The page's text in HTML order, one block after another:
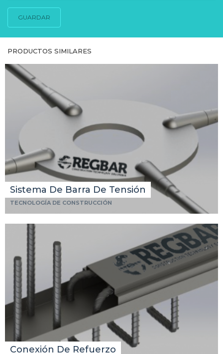
GUARDAR
PRODUCTOS SIMILARES
Sistema De Barra De Tensión
TECNOLOGÍA DE CONSTRUCCIÓN
Conexión De Refuerzo